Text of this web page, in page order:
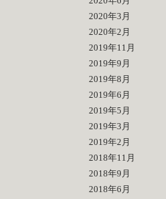
2020年3月
2020年2月
2019年11月
2019年9月
2019年8月
2019年6月
2019年5月
2019年3月
2019年2月
2018年11月
2018年9月
2018年6月